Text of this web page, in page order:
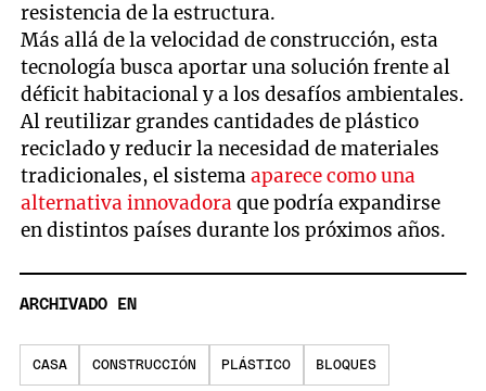
resistencia de la estructura.
Más allá de la velocidad de construcción, esta
tecnología busca aportar una solución frente al
déficit habitacional y a los desafíos ambientales.
Al reutilizar grandes cantidades de plástico
reciclado y reducir la necesidad de materiales
tradicionales, el sistemaaparece como una
alternativa innovadora que podría expandirse
en distintos países durante los próximos años.
ARCHIVADO EN
CASA CONSTRUCCIÓN PLÁSTICO BLOQUES